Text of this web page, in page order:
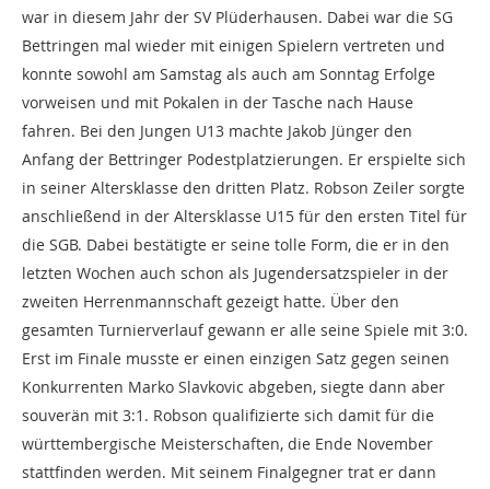
war in diesem Jahr der SV Plüderhausen. Dabei war die SG
Bettringen mal wieder mit einigen Spielern vertreten und
konnte sowohl am Samstag als auch am Sonntag Erfolge
vorweisen und mit Pokalen in der Tasche nach Hause
fahren. Bei den Jungen U13 machte Jakob Jünger den
Anfang der Bettringer Podestplatzierungen. Er erspielte sich
in seiner Altersklasse den dritten Platz. Robson Zeiler sorgte
anschließend in der Altersklasse U15 für den ersten Titel für
die SGB. Dabei bestätigte er seine tolle Form, die er in den
letzten Wochen auch schon als Jugendersatzspieler in der
zweiten Herrenmannschaft gezeigt hatte. Über den
gesamten Turnierverlauf gewann er alle seine Spiele mit 3:0.
Erst im Finale musste er einen einzigen Satz gegen seinen
Konkurrenten Marko Slavkovic abgeben, siegte dann aber
souverän mit 3:1. Robson qualifizierte sich damit für die
württembergische Meisterschaften, die Ende November
stattfinden werden. Mit seinem Finalgegner trat er dann